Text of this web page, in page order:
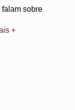
falam sobre
+